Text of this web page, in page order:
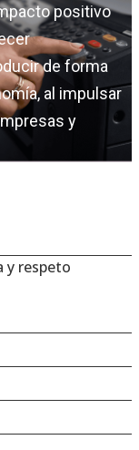
positivo
de forma
al impulsar
y
y respeto